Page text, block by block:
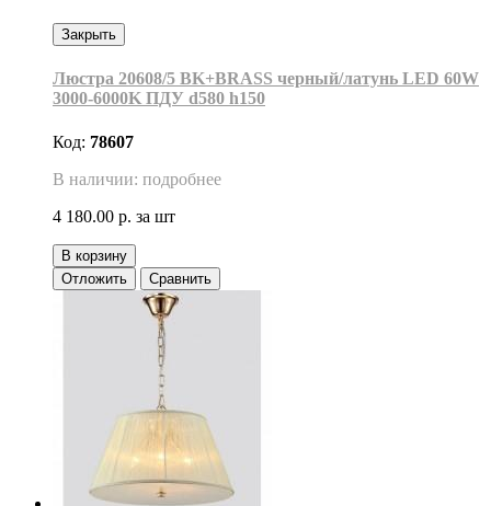
Закрыть
Люстра 20608/5 BK+BRASS черный/латунь LED 60W
3000-6000K ПДУ d580 h150
Код: 78607
В наличии: подробнее
4 180.00 р. за шт
В корзину
Отложить
Сравнить